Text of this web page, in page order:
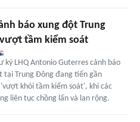
báo xung đột Trung
tầm kiểm soát
ký LHQ Antonio Guterres cảnh báo
tại Trung Đông đang tiến gần
khỏi tầm kiểm soát', khi các
liên tục chồng lấn và lan rộng.